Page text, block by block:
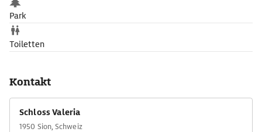
Park
Toiletten
Kontakt
Schloss Valeria
1950 Sion, Schweiz